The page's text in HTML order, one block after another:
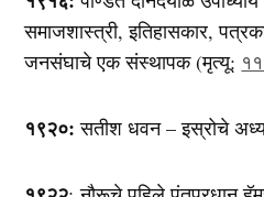
समाजशास्त्री, इतिहासकार,
जनसंघाचे एक संस्थापक (मृत्यू:
१९२०: सतीश धवन – इस्रोचे